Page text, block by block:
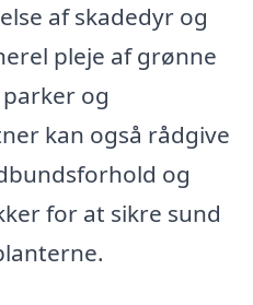
af skadedyr og
pleje af grønne
og
kan også rådgive
og
for at sikre sund